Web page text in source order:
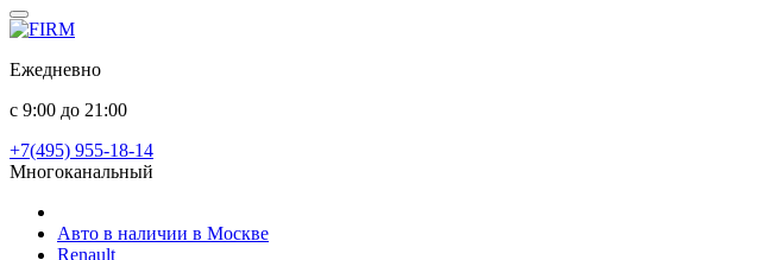
Ежедневно
с 9:00 до 21:00
+7(495) 955-18-14
Многоканальный
Авто в наличии в Москве
Renault